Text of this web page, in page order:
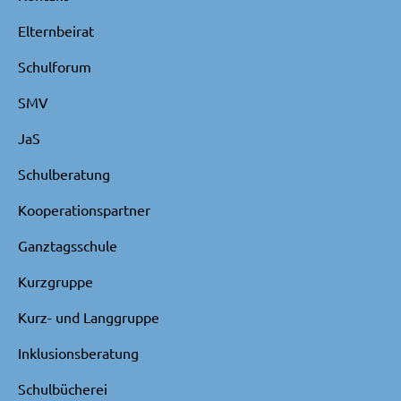
Elternbeirat
Schulforum
SMV
JaS
Schulberatung
Kooperationspartner
Ganztagsschule
Kurzgruppe
Kurz- und Langgruppe
Inklusionsberatung
Schulbücherei